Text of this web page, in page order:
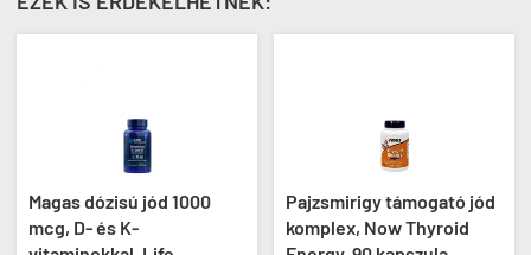
Magas dózisú jód 1000
mcg, D- és K-
Pajzsmirigy támogató jód
komplex, Now Thyroid